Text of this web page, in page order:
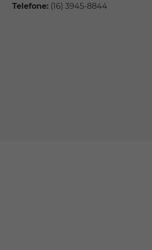
Telefone: (16) 3945-8844